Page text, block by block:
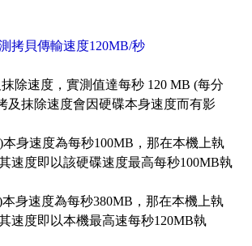
拷貝傳輸速度120MB/秒
除速度，實測值達每秒 120 MB (每分
及抹除速度會因硬碟本身速度而有影
身速度為每秒100MB，那在本機上執
速度即以該硬碟速度最高每秒100MB執
身速度為每秒380MB，那在本機上執
速度即以本機最高速每秒120MB執